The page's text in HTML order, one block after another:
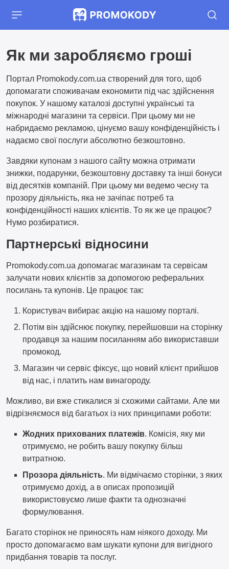
Як ми заробляємо гроші
Портал Promokody.com.ua створений для того, щоб
допомагати споживачам економити під час здійснення
покупок. У нашому каталозі доступні українські та
міжнародні магазини та сервіси. При цьому ми не
набридаємо рекламою, цінуємо вашу конфіденційність і
надаємо свої послуги абсолютно безкоштовно.
Завдяки купонам з нашого сайту можна отримати
знижки, подарунки, безкоштовну доставку та інші бонуси
від десятків компаній. При цьому ми ведемо чесну та
прозору діяльність, яка не зачіпає потреб та
конфіденційності наших клієнтів. То як же це працює?
Нумо розбиратися.
Партнерські відносини
Promokody.com.ua допомагає магазинам та сервісам
залучати нових клієнтів за допомогою реферальних
посилань та купонів. Це працює так:
Користувач вибирає акцію на нашому порталі.
Потім він здійснює покупку, перейшовши на сторінку
продавця за нашим посиланням або використавши
промокод.
Магазин чи сервіс фіксує, що новий клієнт прийшов
від нас, і платить нам винагороду.
Можливо, ви вже стикалися зі схожими сайтами. Але ми
відрізняємося від багатьох із них принципами роботи:
Жодних прихованих платежів. Комісія, яку ми
отримуємо, не робить вашу покупку більш
витратною.
Прозора діяльність. Ми відмічаємо сторінки, з яких
отримуємо дохід, а в описах пропозицій
використовуємо лише факти та однозначні
формулювання.
Багато сторінок не приносять нам ніякого доходу. Ми
просто допомагаємо вам шукати купони для вигідного
придбання товарів та послуг.